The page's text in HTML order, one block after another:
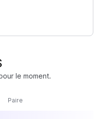
le moment.
Paire